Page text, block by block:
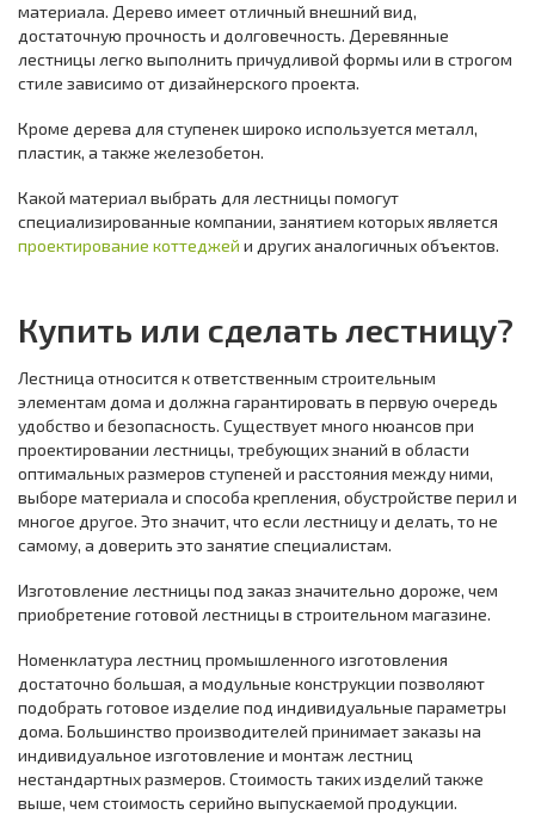
материала. Дерево имеет отличный внешний вид,
достаточную прочность и долговечность. Деревянные
лестницы легко выполнить причудливой формы или в строгом
стиле зависимо от дизайнерского проекта.
Кроме дерева для ступенек широко используется металл,
пластик, а также железобетон.
Какой материал выбрать для лестницы помогут
специализированные компании, занятием которых является
проектирование коттеджей и других аналогичных объектов.
Купить или сделать лестницу?
Лестница относится к ответственным строительным
элементам дома и должна гарантировать в первую очередь
удобство и безопасность. Существует много нюансов при
проектировании лестницы, требующих знаний в области
оптимальных размеров ступеней и расстояния между ними,
выборе материала и способа крепления, обустройстве перил и
многое другое. Это значит, что если лестницу и делать, то не
самому, а доверить это занятие специалистам.
Изготовление лестницы под заказ значительно дороже, чем
приобретение готовой лестницы в строительном магазине.
Номенклатура лестниц промышленного изготовления
достаточно большая, а модульные конструкции позволяют
подобрать готовое изделие под индивидуальные параметры
дома. Большинство производителей принимает заказы на
индивидуальное изготовление и монтаж лестниц
нестандартных размеров. Стоимость таких изделий также
выше, чем стоимость серийно выпускаемой продукции.